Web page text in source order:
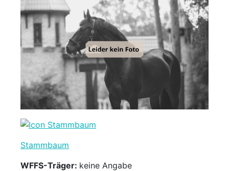
Stammbaum
WFFS-Träger: keine Angabe